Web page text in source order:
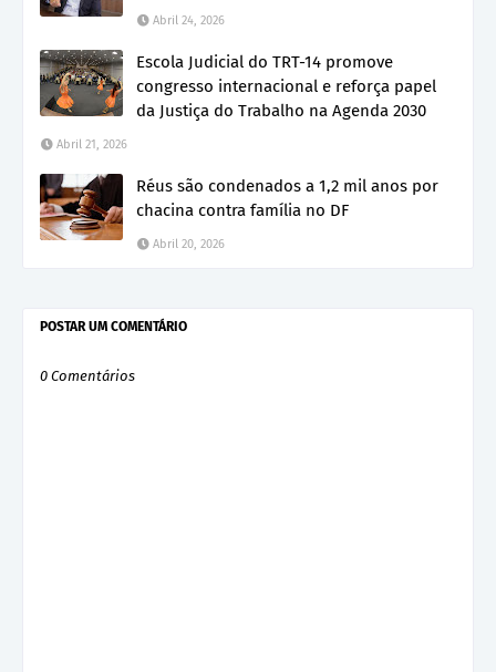
Abril 24, 2026
Escola Judicial do TRT-14 promove
congresso internacional e reforça papel
da Justiça do Trabalho na Agenda 2030
Abril 21, 2026
Réus são condenados a 1,2 mil anos por
chacina contra família no DF
Abril 20, 2026
POSTAR UM COMENTÁRIO
0 Comentários